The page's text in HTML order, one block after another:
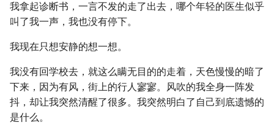
我拿起诊断书，一言不发的走了出去，哪个年轻的医生似乎
叫了我一声，我也没有停下。
我现在只想安静的想一想。
我没有回学校去，就这么瞒无目的的走着，天色慢慢的暗了
下来，因为有风，街上的行人寥寥。风吹的我全身一阵发
抖，却让我突然清醒了很多。我突然明白了自己到底遗憾的
是什么。